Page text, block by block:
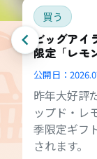
買う
ビッグアイ
限定「レモ
公開日：
昨年大好評
ップド・レ
季限定ギフ
されます。